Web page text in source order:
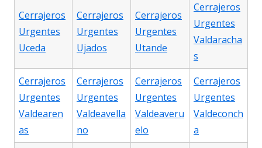
Cerrajeros
Urgentes
Uceda
Cerrajeros
Urgentes
Ujados
Cerrajeros
Urgentes
Utande
Cerrajeros
Urgentes
Valdaracha
s
Cerrajeros
Urgentes
Valdearen
as
Cerrajeros
Urgentes
Valdeavella
no
Cerrajeros
Urgentes
Valdeaveru
elo
Cerrajeros
Urgentes
Valdeconch
a